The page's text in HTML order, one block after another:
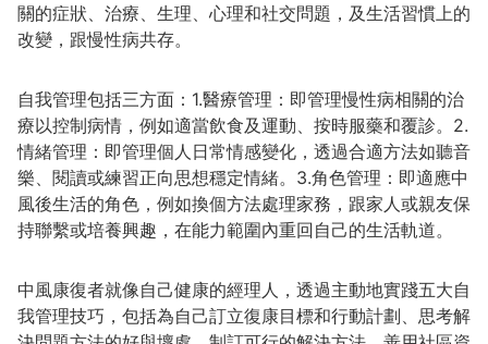
關的症狀、治療、生理、心理和社交問題，及生活習慣上的
改變，跟慢性病共存。
自我管理包括三方面：1.醫療管理：即管理慢性病相關的治
療以控制病情，例如適當飲食及運動、按時服藥和覆診。2.
情緒管理：即管理個人日常情感變化，透過合適方法如聽音
樂、閱讀或練習正向思想穩定情緒。3.角色管理：即適應中
風後生活的角色，例如換個方法處理家務，跟家人或親友保
持聯繫或培養興趣，在能力範圍內重回自己的生活軌道。
中風康復者就像自己健康的經理人，透過主動地實踐五大自
我管理技巧，包括為自己訂立復康目標和行動計劃、思考解